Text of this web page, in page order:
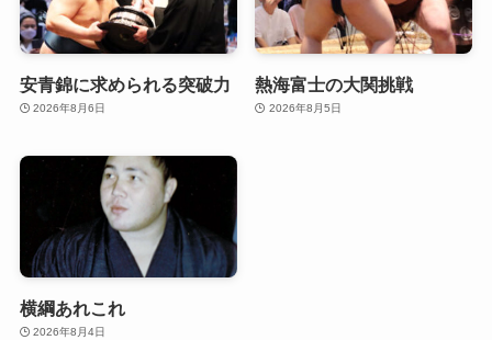
安青錦に求められる突破力
2026年8月6日
熱海富士の大関挑戦
2026年8月5日
横綱あれこれ
2026年8月4日